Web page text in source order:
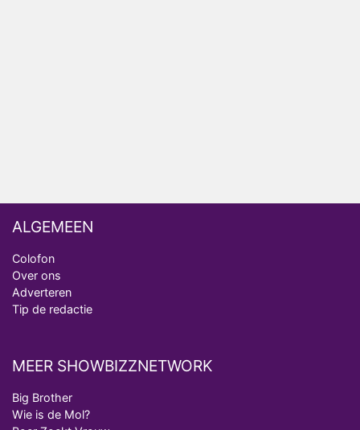
ALGEMEEN
Colofon
Over ons
Adverteren
Tip de redactie
MEER SHOWBIZZNETWORK
Big Brother
Wie is de Mol?